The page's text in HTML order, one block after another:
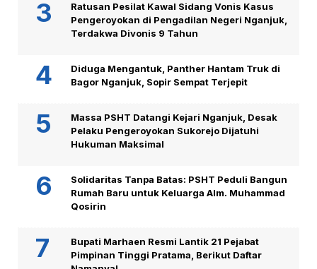
Ratusan Pesilat Kawal Sidang Vonis Kasus
Pengeroyokan di Pengadilan Negeri Nganjuk,
Terdakwa Divonis 9 Tahun
Diduga Mengantuk, Panther Hantam Truk di
Bagor Nganjuk, Sopir Sempat Terjepit
Massa PSHT Datangi Kejari Nganjuk, Desak
Pelaku Pengeroyokan Sukorejo Dijatuhi
Hukuman Maksimal
Solidaritas Tanpa Batas: PSHT Peduli Bangun
Rumah Baru untuk Keluarga Alm. Muhammad
Qosirin
Bupati Marhaen Resmi Lantik 21 Pejabat
Pimpinan Tinggi Pratama, Berikut Daftar